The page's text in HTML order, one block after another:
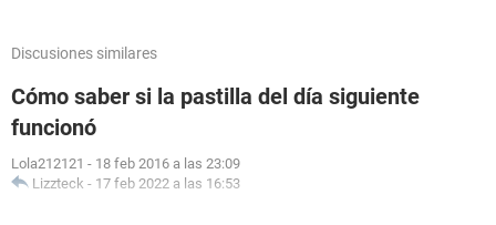
Discusiones similares
Cómo saber si la pastilla del día siguiente
funcionó
Lola212121 - 18 feb 2016 a las 23:09
Lizzteck - 17 feb 2022 a las 16:53